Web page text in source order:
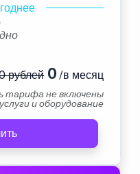
рублей0 /в месяц
тарифа не включены
и оборудование